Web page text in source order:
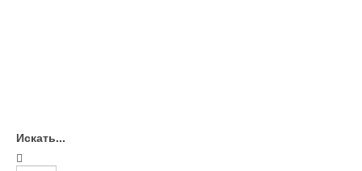
Искать...